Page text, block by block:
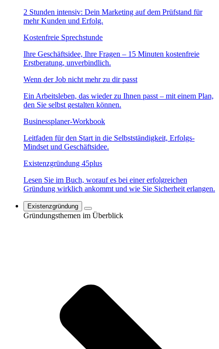
2 Stunden intensiv: Dein Marketing auf dem Prüfstand für
mehr Kunden und Erfolg.
Kostenfreie Sprechstunde
Ihre Geschäftsidee, Ihre Fragen – 15 Minuten kostenfreie
Erstberatung, unverbindlich.
Wenn der Job nicht mehr zu dir passt
Ein Arbeitsleben, das wieder zu Ihnen passt – mit einem Plan,
den Sie selbst gestalten können.
Businessplaner-Workbook
Leitfaden für den Start in die Selbstständigkeit, Erfolgs-
Mindset und Geschäftsidee.
Existenzgründung 45plus
Lesen Sie im Buch, worauf es bei einer erfolgreichen
Gründung wirklich ankommt und wie Sie Sicherheit erlangen.
Existenzgründung
Gründungsthemen im Überblick